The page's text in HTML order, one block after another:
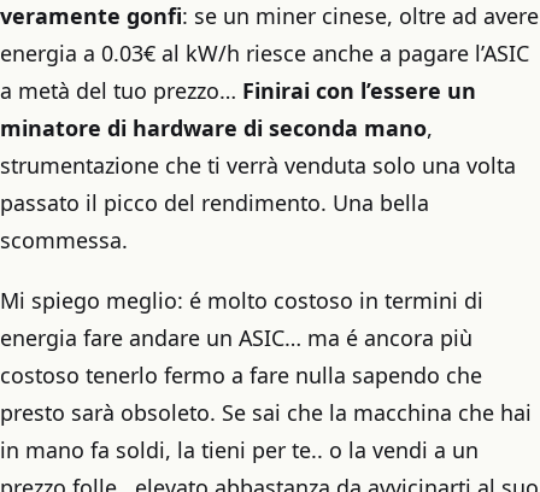
veramente gonfi: se un miner cinese, oltre ad avere
energia a 0.03€ al kW/h riesce anche a pagare l’ASIC
a metà del tuo prezzo… Finirai con l’essere un
minatore di hardware di seconda mano,
strumentazione che ti verrà venduta solo una volta
passato il picco del rendimento. Una bella
scommessa.
Mi spiego meglio: é molto costoso in termini di
energia fare andare un ASIC… ma é ancora più
costoso tenerlo fermo a fare nulla sapendo che
presto sarà obsoleto. Se sai che la macchina che hai
in mano fa soldi, la tieni per te.. o la vendi a un